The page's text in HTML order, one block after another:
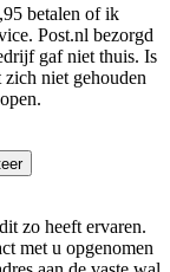
betalen of ik
Post.nl bezorgd
gaf niet thuis. Is
niet gehouden
zo heeft ervaren.
met u opgenomen